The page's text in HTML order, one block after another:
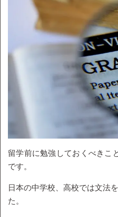
留学前に勉強しておくべきこ
です。
日本の中学校、高校では文法
た。